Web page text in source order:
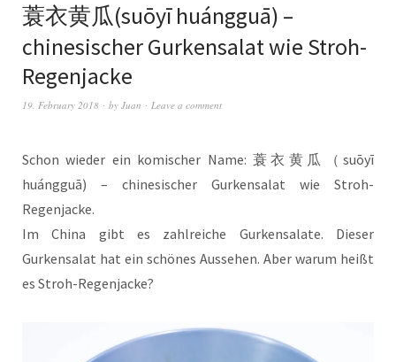
蓑衣黄瓜(suōyī huángguā) –
chinesischer Gurkensalat wie Stroh-
Regenjacke
19. February 2018 by Juan Leave a comment
Schon wieder ein komischer Name: 蓑衣黄瓜（suōyī
huángguā) – chinesischer Gurkensalat wie Stroh-
Regenjacke.
Im China gibt es zahlreiche Gurkensalate. Dieser
Gurkensalat hat ein schönes Aussehen. Aber warum heißt
es Stroh-Regenjacke?